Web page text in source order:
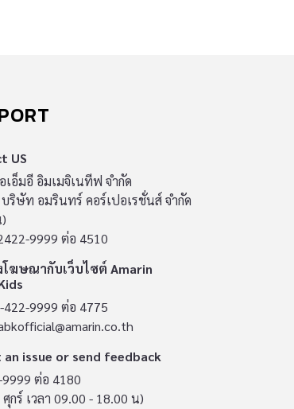
US
เอ็มอี อิมเมจิเนทีฟ จำกัด
บริษัท อมรินทร์ คอร์เปอเรชั่นส์ จำกัด
9999 ต่อ 4510
โฆษณากับเว็บไซต์ Amarin
422-9999 ต่อ 4775
issue or send feedback
ต่อ 4180
กร์ เวลา 09.00 - 18.00 น)